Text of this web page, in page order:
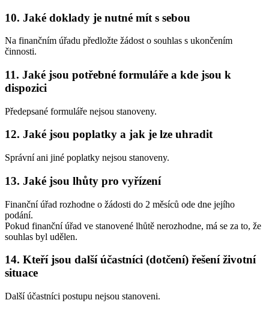
10. Jaké doklady je nutné mít s sebou
Na finančním úřadu předložte žádost o souhlas s ukončením
činnosti.
11. Jaké jsou potřebné formuláře a kde jsou k
dispozici
Předepsané formuláře nejsou stanoveny.
12. Jaké jsou poplatky a jak je lze uhradit
Správní ani jiné poplatky nejsou stanoveny.
13. Jaké jsou lhůty pro vyřízení
Finanční úřad rozhodne o žádosti do 2 měsíců ode dne jejího
podání.
Pokud finanční úřad ve stanovené lhůtě nerozhodne, má se za to, že
souhlas byl udělen.
14. Kteří jsou další účastníci (dotčení) řešení životní
situace
Další účastníci postupu nejsou stanoveni.